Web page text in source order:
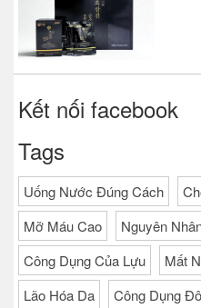
Kết nối facebook
Tags
Uống Nước Đúng Cách
Mỡ Máu Cao
Nguyên
Công Dụng Của Lựu
Mất
Lão Hóa Da
Công Dụng